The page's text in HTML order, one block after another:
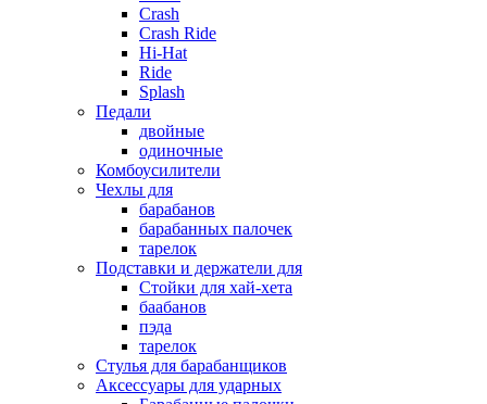
Crash
Crash Ride
Hi-Hat
Ride
Splash
Педали
двойные
одиночные
Комбоусилители
Чехлы для
барабанов
барабанных палочек
тарелок
Подставки и держатели для
Стойки для хай-хета
баабанов
пэда
тарелок
Стулья для барабанщиков
Аксессуары для ударных